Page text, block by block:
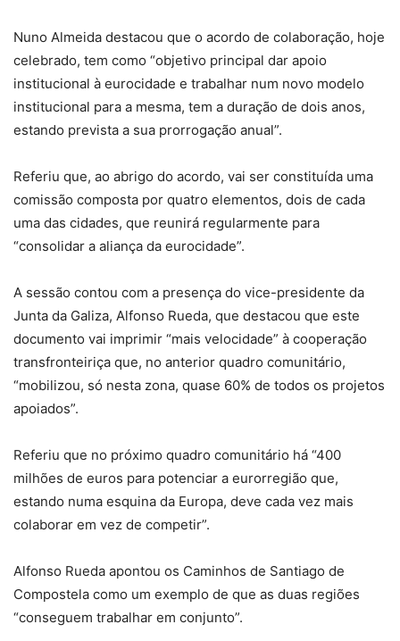
Nuno Almeida destacou que o acordo de colaboração, hoje
celebrado, tem como “objetivo principal dar apoio
institucional à eurocidade e trabalhar num novo modelo
institucional para a mesma, tem a duração de dois anos,
estando prevista a sua prorrogação anual”.
Referiu que, ao abrigo do acordo, vai ser constituída uma
comissão composta por quatro elementos, dois de cada
uma das cidades, que reunirá regularmente para
“consolidar a aliança da eurocidade”.
A sessão contou com a presença do vice-presidente da
Junta da Galiza, Alfonso Rueda, que destacou que este
documento vai imprimir “mais velocidade” à cooperação
transfronteiriça que, no anterior quadro comunitário,
“mobilizou, só nesta zona, quase 60% de todos os projetos
apoiados”.
Referiu que no próximo quadro comunitário há “400
milhões de euros para potenciar a eurorregião que,
estando numa esquina da Europa, deve cada vez mais
colaborar em vez de competir”.
Alfonso Rueda apontou os Caminhos de Santiago de
Compostela como um exemplo de que as duas regiões
“conseguem trabalhar em conjunto”.